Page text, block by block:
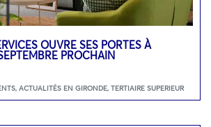
OUVRE SES PORTES À
PROCHAIN
, ACTUALITÉS EN GIRONDE, TERTIAIRE SUPERIEUR